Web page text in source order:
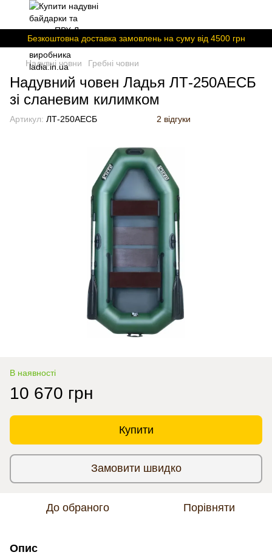
Безкоштовна доставка замовлень на суму вiд 4500 грн
Надувні човни Гребні човни
Надувний човен Ладья ЛТ-250АЕСБ
зі сланевим килимком
Артикул: ЛТ-250АЕСБ 2 відгуки
В наявності
10 670 грн
Купити
Замовити швидко
До обраного Порівняти
Опис